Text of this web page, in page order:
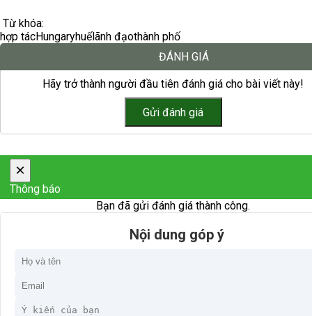
Từ khóa:
hợp tácHungaryhuếlãnh đạothành phố
ĐÁNH GIÁ
Hãy trở thành người đầu tiên đánh giá cho bài viết này!
×
Thông báo
Bạn đã gửi đánh giá thành công.
Nội dung góp ý